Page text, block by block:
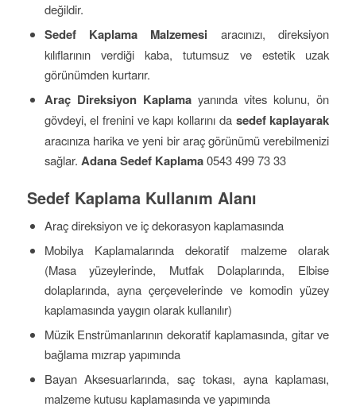
değildir.
Sedef Kaplama Malzemesi aracınızı, direksiyon
kılıflarının verdiği kaba, tutumsuz ve estetik uzak
görünümden kurtarır.
Araç Direksiyon Kaplamayanında vites kolunu, ön
gövdeyi, el frenini ve kapı kollarını dasedef kaplayarak
aracınıza harika ve yeni bir araç görünümü verebilmenizi
sağlar. Adana Sedef Kaplama0543 499 73 33
Sedef Kaplama Kullanım Alanı
Araç direksiyon ve iç dekorasyon kaplamasında
Mobilya Kaplamalarında dekoratif malzeme olarak
(Masa yüzeylerinde, Mutfak Dolaplarında, Elbise
dolaplarında, ayna çerçevelerinde ve komodin yüzey
kaplamasında yaygın olarak kullanılır)
Müzik Enstrümanlarının dekoratif kaplamasında, gitar ve
bağlama mızrap yapımında
Bayan Aksesuarlarında, saç tokası, ayna kaplaması,
malzeme kutusu kaplamasında ve yapımında